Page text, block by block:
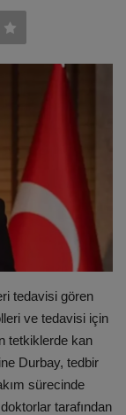
tedavisi gören
ve tedavisi için
tetkiklerde kan
Durbay, tedbir
sürecinde
tarafından